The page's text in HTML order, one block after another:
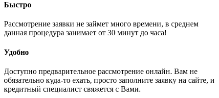
Быстро
Рассмотрение заявки не займет много времени, в среднем
данная процедура занимает от 30 минут до часа!
Удобно
Доступно предварительное рассмотрение онлайн. Вам не
обязательно куда-то ехать, просто заполните заявку на сайте, и
кредитный специалист свяжется с Вами.